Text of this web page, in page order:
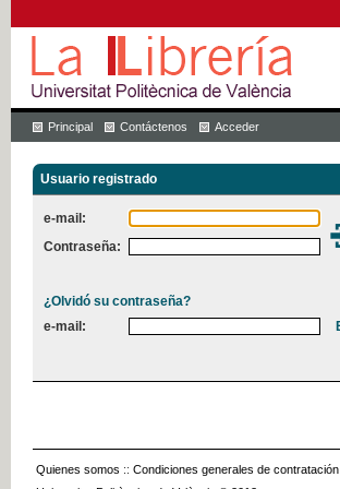
Principal Contáctenos Acceder
Usuario registrado
e-mail:
Contraseña:
¿Olvidó su contraseña?
e-mail:
Quienes somos :: Condiciones generales de contratación